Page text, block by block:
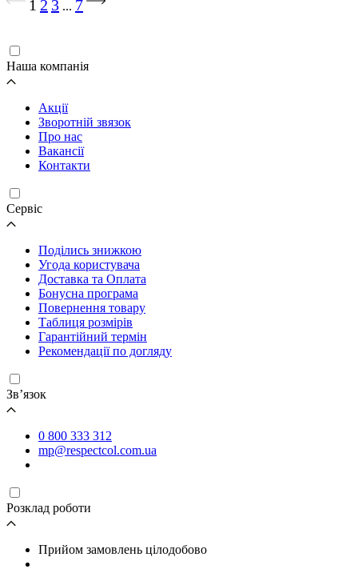
1 2 3 ... 7
Наша компанія
Акції
Зворотній звязок
Про нас
Вакансії
Контакти
Cервіс
Поділись знижкою
Угода користувача
Доставка та Оплата
Бонусна програма
Повернення товару
Таблиця розмірів
Гарантійний термін
Рекомендації по догляду
Зв’язок
0 800 333 312
mp@respectcol.com.ua
Розклад роботи
Прийом замовлень цілодобово